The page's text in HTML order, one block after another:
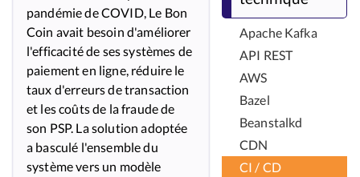
pandémie de COVID, Le Bon
Coin avait besoin d'améliorer
l'efficacité de ses systèmes de
paiement en ligne, réduire le
taux d'erreurs de transaction
et les coûts de la fraude de
son PSP. La solution adoptée
a basculé l'ensemble du
système vers un modèle
Apache Kafka
API REST
AWS
Bazel
Beanstalkd
CDN
CI / CD